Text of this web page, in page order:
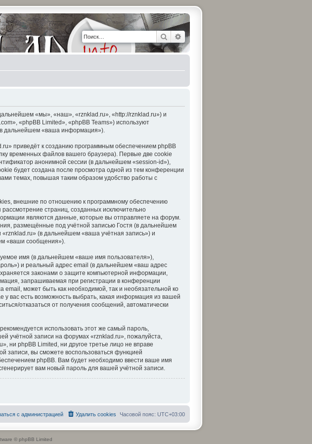
ПоискРасширенный поиск
«мы», «наш», «rznklad.ru», «http://rznklad.ru») и
«phpBB Limited», «phpBB Teams») используют
дальнейшем «ваша информация»).
приведёт к созданию программным обеспечением phpBB
временных файлов вашего браузера). Первые две cookie
анонимной сессии (в дальнейшем «session-id»),
будет создана после просмотра одной из тем конференции
темах, повышая таким образом удобство работы с
внешние по отношению к программному обеспечению
рассмотрение страниц, созданных исключительно
являются данные, которые вы отправляете на форум.
размещённые под учётной записью Гостя (в дальнейшем
(в дальнейшем «ваша учётная запись») и
«ваши сообщения»).
имя (в дальнейшем «ваше имя пользователя»),
и реальный адрес email (в дальнейшем «ваш адрес
законами о защите компьютерной информации,
запрашиваемая при регистрации в конференции
может быть как необходимой, так и необязательной ко
вас есть возможность выбрать, какая информация из вашей
отказаться от получения сообщений, автоматически
использовать этот же самый пароль,
учётной записи на форумах «rznklad.ru», пожалуйста,
ни phpBB Limited, ни другое третье лицо не вправе
записи, вы сможете воспользоваться функцией
phpBB. Вам будет необходимо ввести ваше имя
вам новый пароль для вашей учётной записи.
Часовой пояс: UTC+03:00
Удалить cookies
с администрацией
© phpBB Limited